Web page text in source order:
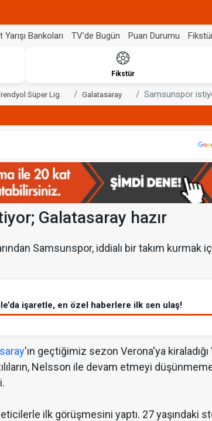
Yarışı Bankoları TV'de Bugün Puan Durumu
Fikstür
Süper Lig Galatasaray Samsunspor
Galatasaray hazır
Samsunspor, iddialı bir takım kurmak
işaretle, en özel haberlere ilk sen ulaş!
'ın geçtiğimiz sezon Verona'ya
Nelsson ile devam etmeyi
ilk görüşmesini yaptı. 27 yaşındaki